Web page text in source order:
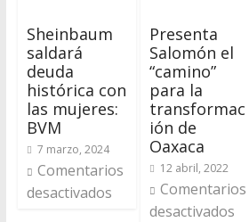
Sheinbaum
saldará
deuda
histórica con
las mujeres:
BVM
7 marzo, 2024
Comentarios
desactivados
Presenta
Salomón el
“camino”
para la
transformac
ión de
Oaxaca
12 abril, 2022
Comentarios
desactivados